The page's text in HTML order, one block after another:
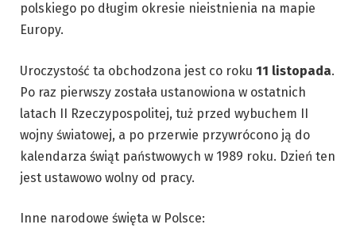
polskiego po długim okresie nieistnienia na mapie
Europy.
Uroczystość ta obchodzona jest co roku 11 listopada.
Po raz pierwszy została ustanowiona w ostatnich
latach II Rzeczypospolitej, tuż przed wybuchem II
wojny światowej, a po przerwie przywrócono ją do
kalendarza świąt państwowych w 1989 roku. Dzień ten
jest ustawowo wolny od pracy.
Inne narodowe święta w Polsce: